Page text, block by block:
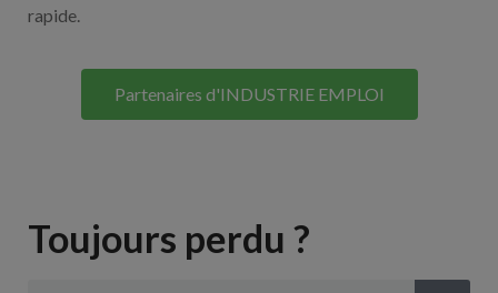
rapide.
Partenaires d'INDUSTRIE EMPLOI
Toujours perdu ?